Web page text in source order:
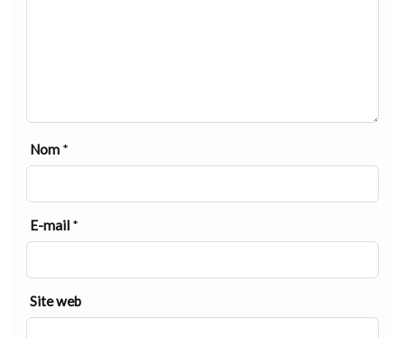
Nom *
E-mail *
Site web